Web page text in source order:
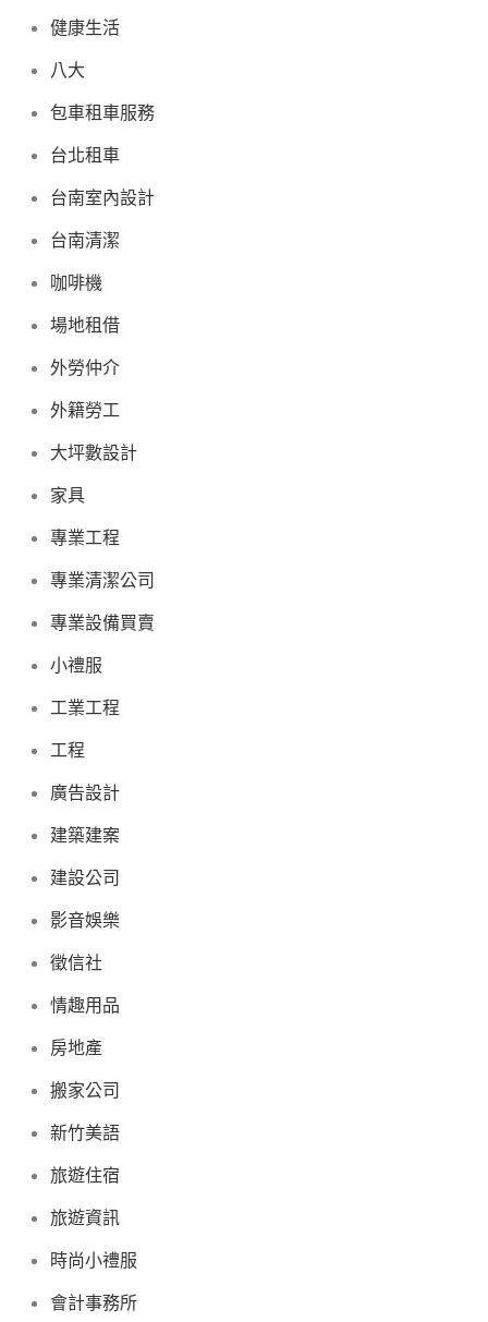
健康生活
八大
包車租車服務
台北租車
台南室內設計
台南清潔
咖啡機
場地租借
外勞仲介
外籍勞工
大坪數設計
家具
專業工程
專業清潔公司
專業設備買賣
小禮服
工業工程
工程
廣告設計
建築建案
建設公司
影音娛樂
徵信社
情趣用品
房地產
搬家公司
新竹美語
旅遊住宿
旅遊資訊
時尚小禮服
會計事務所